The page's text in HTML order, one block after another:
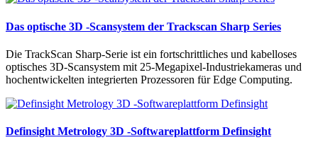
Das optische 3D -Scansystem der Trackscan Sharp Series
Die TrackScan Sharp-Serie ist ein fortschrittliches und kabelloses
optisches 3D-Scansystem mit 25-Megapixel-Industriekameras und
hochentwickelten integrierten Prozessoren für Edge Computing.
Definsight Metrology 3D -Softwareplattform Definsight